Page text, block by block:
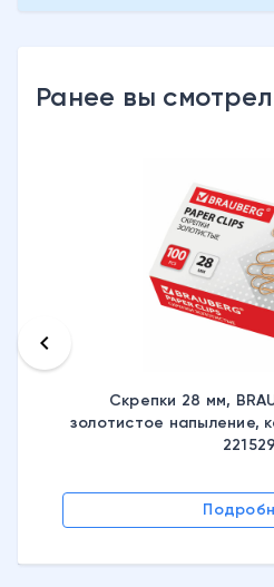
Ранее вы
Скрепки 28 мм,
золотистое напыление,
221529
keyboard_arrow_left